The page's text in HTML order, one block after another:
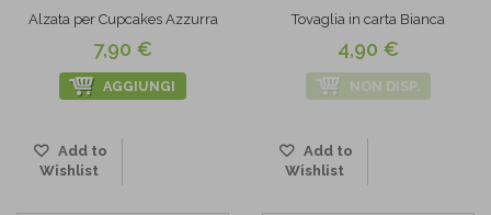
Alzata per Cupcakes Azzurra
7,90 €
AGGIUNGI
Add to
Wishlist
Tovaglia in carta Bianca
4,90 €
NON DISP.
Add to
Wishlist